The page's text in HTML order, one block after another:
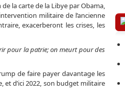
la carte de la Libye par Obama,
militaire de l’ancienne
exacerberont les crises, les
pour la patrie; on meurt pour des
de faire payer davantage les
et d’ici 2022, son budget militaire